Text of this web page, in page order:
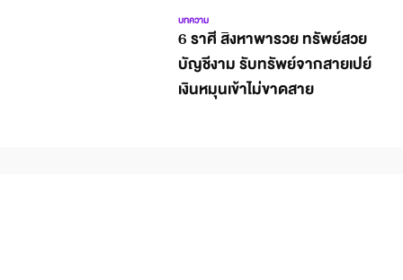
บทความ
6 ราศี สิงหาพารวย ทรัพย์สวย
บัญชีงาม รับทรัพย์จากสายเปย์
เงินหมุนเข้าไม่ขาดสาย